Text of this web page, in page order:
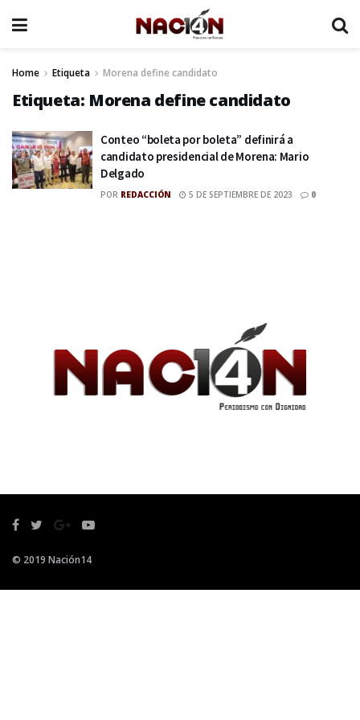
Home Etiqueta Morena define candidato
Etiqueta: Morena define candidato
Conteo “boleta por boleta” definirá a
candidato presidencial de Morena: Mario
Delgado
POR REDACCIÓN 5 DE SEPTIEMBRE DE 2023 0
© 2019 Nación14